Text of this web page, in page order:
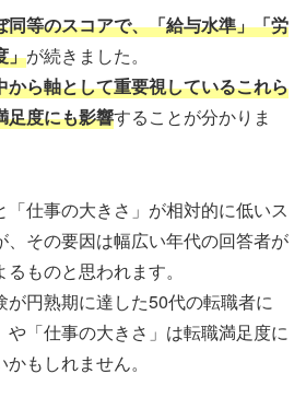
同等のスコアで、「給与水準」「労
」が続きました。
から軸として重要視しているこれら
足度にも影響することが分かりま
仕事の大きさ」が相対的に低いス
、その要因は幅広い年代の回答者が
ものと思われます。
が円熟期に達した50代の転職者に
や「仕事の大きさ」は転職満足度に
もしれません。